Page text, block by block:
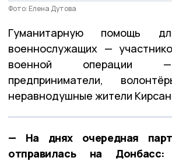
Фото: Елена Дутова
Гуманитарную помощь
военнослужащих —
военной операции
предприниматели,
неравнодушные жители
— На днях очередная
отправилась на Донбасс: